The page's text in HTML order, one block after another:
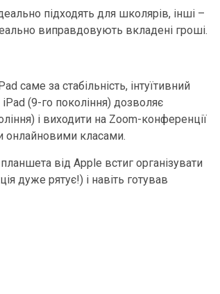
підходять для школярів, інші –
виправдовують вкладені гроші.
саме за стабільність, інтуїтивний
iPad (9-го покоління) дозволяє
і виходити на Zoom-конференції
онлайновими класами.
від Apple встиг організувати
дуже рятує!) і навіть готував